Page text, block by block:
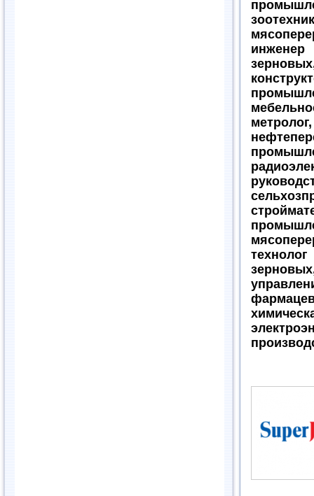
инженер